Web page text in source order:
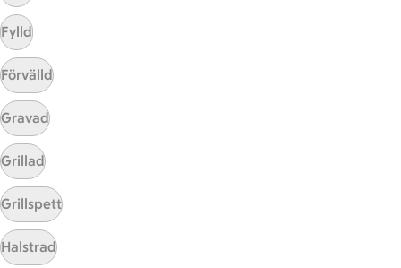
Här hittar du alla goda recept du har sparat och
Fylld
Förvälld
Gravad
Grillad
Grillspett
Halstrad